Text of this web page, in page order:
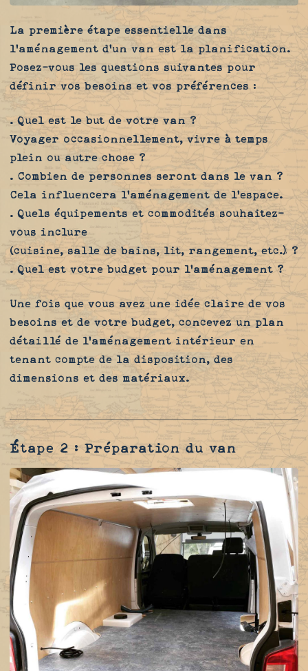
La première étape essentielle dans
l'aménagement d'un van est la planification.
Posez-vous les questions suivantes pour
définir vos besoins et vos préférences :
. Quel est le but de votre van ?
Voyager occasionnellement, vivre à temps
plein ou autre chose ?
. Combien de personnes seront dans le van ?
Cela influencera l'aménagement de l'espace.
. Quels équipements et commodités souhaitez-
vous inclure
(cuisine, salle de bains, lit, rangement, etc.) ?
. Quel est votre budget pour l'aménagement ?
Une fois que vous avez une idée claire de vos
besoins et de votre budget, concevez un plan
détaillé de l'aménagement intérieur en
tenant compte de la disposition, des
dimensions et des matériaux.
Étape 2 : Préparation du van